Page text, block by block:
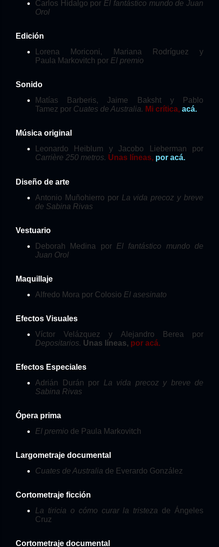
Carlos Hidalgo por El fantástico mundo de Juan
Orol
Edición
Lorena Moriconi, Mariana Rodríguez y
Paula Markovitch por El premio
Sonido
Matías Barberis, Jaime Baksht y Pablo
Tamez por Cuates de Australia. Mi crítica, acá.
Música original
Leonardo Heiblum y Jacobo Lieberman por
Carrière 250 metros. Unas líneas, por acá.
Diseño de arte
Antonio Muñohierro por La vida precoz y breve
de Sabina Rivas
Vestuario
Deborah Medina por El fantástico mundo de
Juan Orol
Maquillaje
Alfredo Mora por Colosio El asesinato
Efectos Visuales
Víctor Velázquez y Alejandro Berea por
Depositarios. Unas líneas, por acá.
Efectos Especiales
Adrián Durán por La vida precoz y breve de
Sabina Rivas
Ópera prima
El premio de Paula Markovitch
Largometraje documental
Cuates de Australia de Everardo González
Cortometraje ficción
La tiricia o cómo curar la tristeza de Ángeles
Cruz
Cortometraje documental